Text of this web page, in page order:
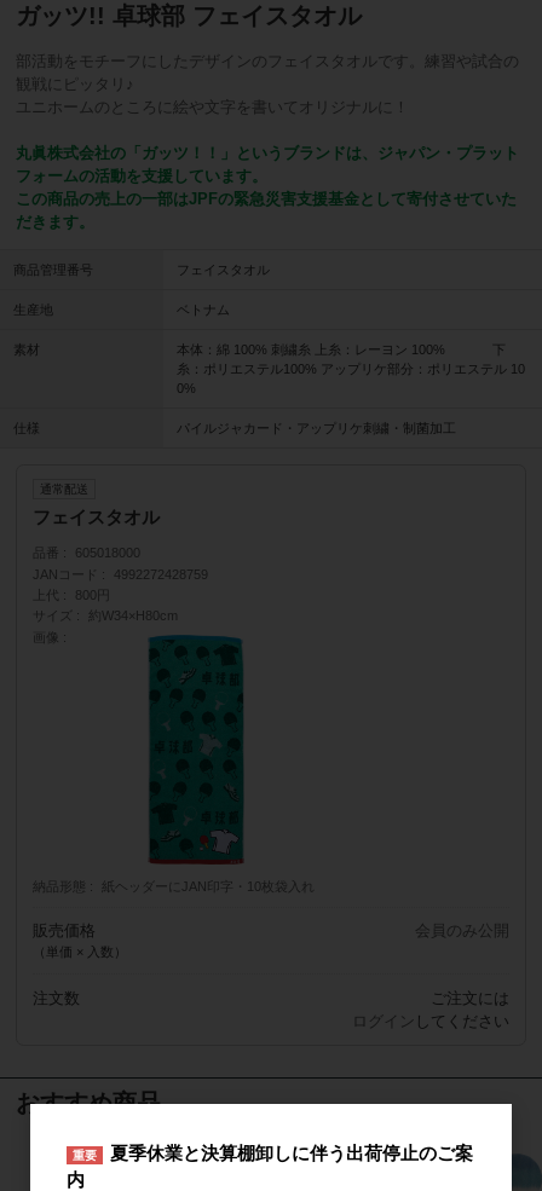
ガッツ!! 卓球部 フェイスタオル
部活動をモチーフにしたデザインのフェイスタオルです。練習や試合の
観戦にピッタリ♪
ユニホームのところに絵や文字を書いてオリジナルに！
丸眞株式会社の「ガッツ！！」というブランドは、ジャパン・プラット
フォームの活動を支援しています。
この商品の売上の一部はJPFの緊急災害支援基金として寄付させていた
だきます。
商品管理番号 フェイスタオル
生産地 ベトナム
素材
本体：綿 100% 刺繍糸 上糸：レーヨン 100% 下
糸：ポリエステル100% アップリケ部分：ポリエステル 10
0%
仕様 パイルジャカード・アップリケ刺繍・制菌加工
通常配送
フェイスタオル
品番
605018000
JANコード
4992272428759
上代
800円
サイズ
約W34×H80cm
画像
納品形態 紙ヘッダーにJAN印字・10枚袋入れ
販売価格
（単価 × 入数）
会員のみ公開
注文数
ご注文には
ログイン してください
おすすめ商品
重要
夏季休業と決算棚卸しに伴う出荷停止のご案
内